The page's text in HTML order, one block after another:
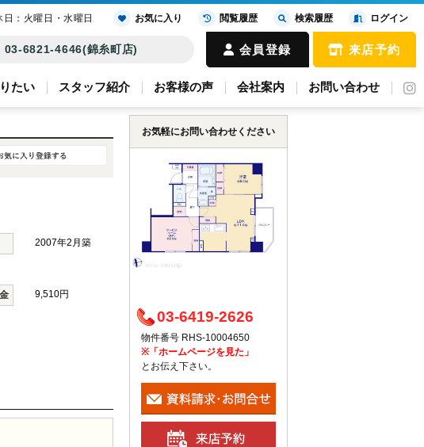
03-6821-4646(錦糸町店) 会員登録 来店予約
たい スタッフ紹介 お客様の声 会社案内 お問い合わせ
2007年2月築
9,510円
お気軽にお問い合わせください
03-6419-2626
物件番号 RHS-10004650
※「ホームページを見た」
とお伝え下さい。
：火曜日・水曜日 お気に入り 閲覧履歴 検索履歴 ログイン